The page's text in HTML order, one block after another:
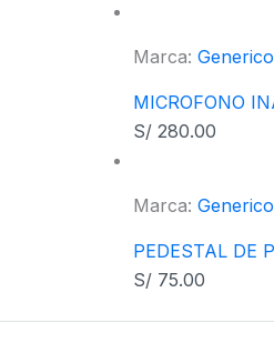
Marca: Generico
MICROFONO
S/ 280.00
Marca: Generico
PEDESTAL DE
S/ 75.00